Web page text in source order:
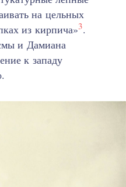
на цельных
из кирпича»3.
и Дамиана
к западу